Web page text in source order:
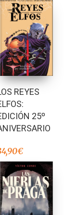
REYES
25º
€